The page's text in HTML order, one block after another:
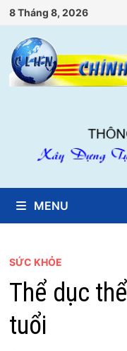
Skip
to
content
8 Tháng 8, 2026
MENU
SỨC KHỎE
Thể dục
tuổi